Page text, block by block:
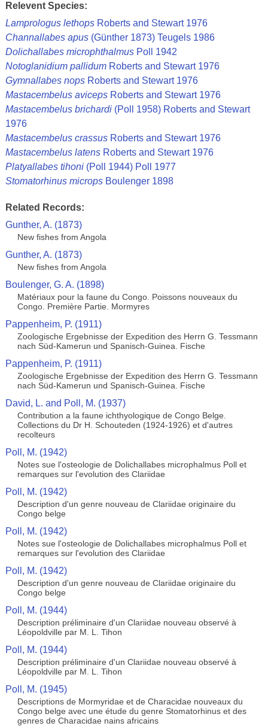
Relevent Species:
Lamprologus lethopsRoberts and Stewart 1976
Channallabes apus(Günther 1873) Teugels 1986
Dolichallabes microphthalmusPoll 1942
Notoglanidium pallidumRoberts and Stewart 1976
Gymnallabes nopsRoberts and Stewart 1976
Mastacembelus avicepsRoberts and Stewart 1976
Mastacembelus brichardi(Poll 1958) Roberts and Stewart
1976
Mastacembelus crassusRoberts and Stewart 1976
Mastacembelus latensRoberts and Stewart 1976
Platyallabes tihoni(Poll 1944) Poll 1977
Stomatorhinus micropsBoulenger 1898
Related Records:
Gunther, A. (1873)
New fishes from Angola
Gunther, A. (1873)
New fishes from Angola
Boulenger, G. A. (1898)
Matériaux pour la faune du Congo. Poissons nouveaux du
Congo. Première Partie. Mormyres
Pappenheim, P. (1911)
Zoologische Ergebnisse der Expedition des Herrn G. Tessmann
nach Süd-Kamerun und Spanisch-Guinea. Fische
Pappenheim, P. (1911)
Zoologische Ergebnisse der Expedition des Herrn G. Tessmann
nach Süd-Kamerun und Spanisch-Guinea. Fische
David, L. and Poll, M. (1937)
Contribution a la faune ichthyologique de Congo Belge.
Collections du Dr H. Schouteden (1924-1926) et d'autres
recolteurs
Poll, M. (1942)
Notes sue l'osteologie de Dolichallabes microphalmus Poll et
remarques sur l'evolution des Clariidae
Poll, M. (1942)
Description d'un genre nouveau de Clariidae originaire du
Congo belge
Poll, M. (1942)
Notes sue l'osteologie de Dolichallabes microphalmus Poll et
remarques sur l'evolution des Clariidae
Poll, M. (1942)
Description d'un genre nouveau de Clariidae originaire du
Congo belge
Poll, M. (1944)
Description préliminaire d'un Clariidae nouveau observé à
Léopoldville par M. L. Tihon
Poll, M. (1944)
Description préliminaire d'un Clariidae nouveau observé à
Léopoldville par M. L. Tihon
Poll, M. (1945)
Descriptions de Mormyridae et de Characidae nouveaux du
Congo belge avec une étude du genre Stomatorhinus et des
genres de Characidae nains africains